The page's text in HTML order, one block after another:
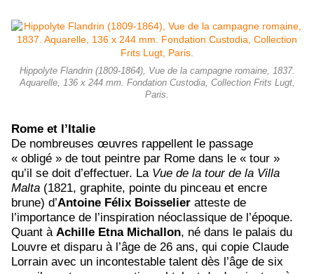
Hippolyte Flandrin (1809-1864), Vue de la campagne romaine, 1837.
Aquarelle, 136 x 244 mm. Fondation Custodia, Collection Frits Lugt,
Paris.
Rome et l’Italie
De nombreuses œuvres rappellent le passage
« obligé » de tout peintre par Rome dans le « tour »
qu’il se doit d’effectuer. La Vue de la tour de la Villa
Malta (1821, graphite, pointe du pinceau et encre
brune) d’Antoine Félix Boisselier atteste de
l’importance de l’inspiration néoclassique de l’époque.
Quant à Achille Etna Michallon, né dans le palais du
Louvre et disparu à l’âge de 26 ans, qui copie Claude
Lorrain avec un incontestable talent dès l’âge de six